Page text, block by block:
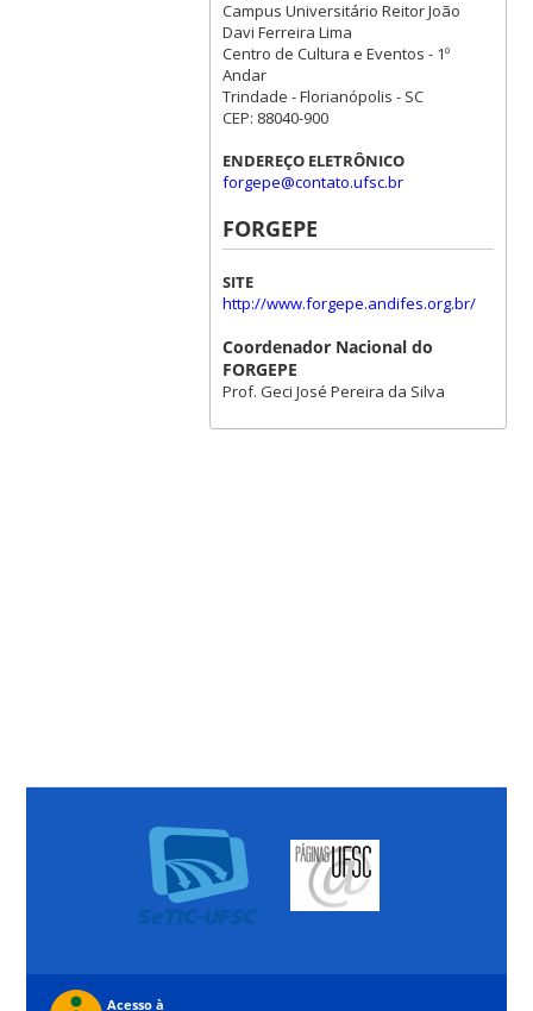
Campus Universitário Reitor João
Davi Ferreira Lima
Centro de Cultura e Eventos - 1º
Andar
Trindade - Florianópolis - SC
CEP: 88040-900
ENDEREÇO ELETRÔNICO
forgepe@contato.ufsc.br
FORGEPE
SITE
http://www.forgepe.andifes.org.br/
Coordenador Nacional do
FORGEPE
Prof. Geci José Pereira da Silva